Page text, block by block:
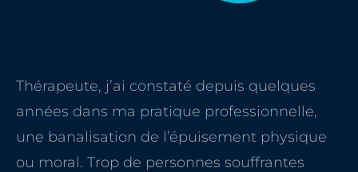
Thérapeute, j’ai constaté depuis quelques
années dans ma pratique professionnelle,
une banalisation de l’épuisement physique
ou moral. Trop de personnes souffrantes